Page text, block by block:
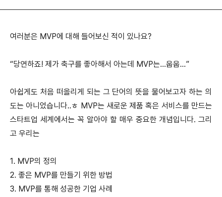
여러분은 MVP에 대해 들어보신 적이 있나요?
“당연하죠! 제가 축구를 좋아해서 아는데 MVP는…웁웁…”
아쉽게도 처음 떠올리게 되는 그 단어의 뜻을 물어보고자 하는 의
도는 아니었습니다..ㅎ MVP는 새로운 제품 혹은 서비스를 만드는
스타트업 세계에서는 꼭 알아야 할 매우 중요한 개념입니다. 그리
고 우리는
1. MVP의 정의
2. 좋은 MVP를 만들기 위한 방법
3. MVP를 통해 성공한 기업 사례